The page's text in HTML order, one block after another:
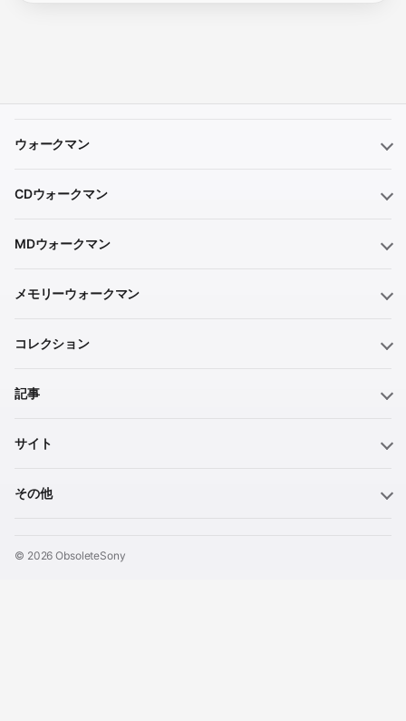
ウォークマン
CDウォークマン
MDウォークマン
メモリーウォークマン
コレクション
記事
サイト
その他
© 2026 ObsoleteSony